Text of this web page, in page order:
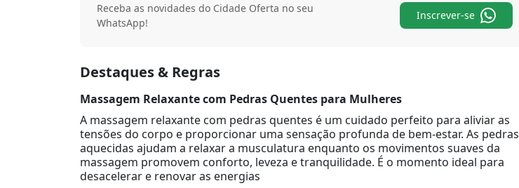
Receba as novidades do Cidade Oferta no seu
WhatsApp!
Inscrever-se
Destaques & Regras
Massagem Relaxante com Pedras Quentes para Mulheres
A massagem relaxante com pedras quentes é um cuidado perfeito para aliviar as
tensões do corpo e proporcionar uma sensação profunda de bem-estar. As pedras
aquecidas ajudam a relaxar a musculatura enquanto os movimentos suaves da
massagem promovem conforto, leveza e tranquilidade. É o momento ideal para
desacelerar e renovar as energias